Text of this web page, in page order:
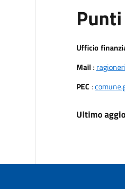
Ufficio
Mail:
PEC :
Ultimo